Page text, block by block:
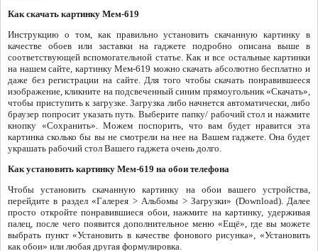
Как скачать картинку Мем-619
Инструкцию о том, как правильно установить скачанную картинку в
качестве обоев или заставки на гаджете подробно описана выше в
соответствующей вспомогательной статье. Как и все остальные картинки
на нашем сайте, картинку Мем-619 можно скачать абсолютно бесплатно и
даже без регистрации на сайте. Для того чтобы скачать понравившееся
изображение, кликните на подсвеченный синим прямоугольник «Скачать»,
чтобы приступить к загрузке. Загрузка либо начнется автоматически, либо
браузер попросит указать путь. Выберите папку/ рабочий стол и нажмите
кнопку «Сохранить». Можем поспорить, что вам будет нравится эта
картинка сколько бы вы не смотрели на нее на Вашем гаджете. Она будет
украшать рабочий стол Вашего гаджета очень долго.
Как установить картинку Мем-619 на обои телефона
Чтобы установить скачанную картинку на обои вашего устройства,
перейдите в раздел «Галерея > Альбомы > Загрузки» (Download). Далее
просто откройте понравившиеся обои, нажмите на картинку, удерживая
палец, после чего появится дополнительное меню «Ещё», где вы можете
выбрать пункт «Установить в качестве фонового рисунка», «Установить
как обои» или любая другая формулировка.